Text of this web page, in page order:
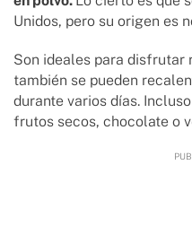
Unidos, pero su origen es
Son ideales para disfrutar
también se pueden
durante varios días.
frutos secos, chocolate o